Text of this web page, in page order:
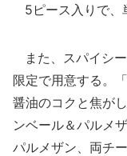
5ピース入りで、
また、スパイシ
限定で用意する。
醤油のコクと焦が
ンベール＆パルメ
パルメザン、両チ